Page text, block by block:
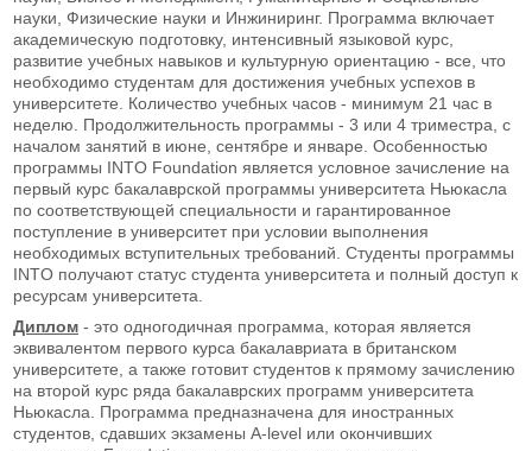
науки, Физические науки и Инжиниринг. Программа включает
академическую подготовку, интенсивный языковой курс,
развитие учебных навыков и культурную ориентацию - все, что
необходимо студентам для достижения учебных успехов в
университете. Количество учебных часов - минимум 21 час в
неделю. Продолжительность программы - 3 или 4 триместра, с
началом занятий в июне, сентябре и январе. Особенностью
программы INTO Foundation является условное зачисление на
первый курс бакалаврской программы университета Ньюкасла
по соответствующей специальности и гарантированное
поступление в университет при условии выполнения
необходимых вступительных требований. Студенты программы
INTO получают статус студента университета и полный доступ к
ресурсам университета.
Диплом - это одногодичная программа, которая является
эквивалентом первого курса бакалавриата в британском
университете, а также готовит студентов к прямому зачислению
на второй курс ряда бакалаврских программ университета
Ньюкасла. Программа предназначена для иностранных
студентов, сдавших экзамены A-level или окончивших